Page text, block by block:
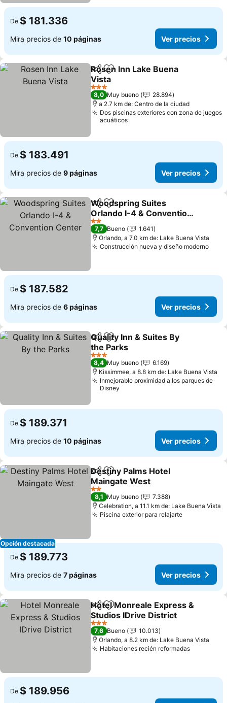
De $ 181.336
Mira precios de 10 páginas Ver precios
CompartirAgregar a favoritos
Rosen Inn Lake Buena
Vista
Ver precios
3 Estrellas
8,0 Muy bueno
28.894
a 2.7 km de: Centro de la ciudad
Dos piscinas exteriores con zona de juegos
acuáticos
De $ 183.491
Mira precios de 9 páginas Ver precios
CompartirAgregar a favoritos
Woodspring Suites
Orlando I-4 & Convention
Center
Ver precios
2 Estrellas
7,7 Bueno
1.641
Orlando, a 7.0 km de: Lake Buena Vista
Construcción nueva y diseño modernoVer
De $ 187.582
Mira precios de 6 páginas Ver precios
CompartirAgregar a favoritos
Quality Inn & Suites By
the Parks
Ver precios
3 Estrellas
8,4 Muy bueno
6.169
Kissimmee, a 8.8 km de: Lake Buena Vista
Inmejorable proximidad a los parques de
Disney
De $ 189.371
Mira precios de 10 páginas Ver precios
Opción destacada
CompartirAgregar a favoritos
Destiny Palms Hotel
Maingate West
Ver precios
2 Estrellas
8,1 Muy bueno
7.388
Celebration, a 11.1 km de: Lake Buena Vista
Piscina exterior para relajarteVer precios
De $ 189.773
Mira precios de 7 páginas Ver precios
CompartirAgregar a favoritos
Hotel Monreale Express &
Studios IDrive District
Ver precios
3 Estrellas
7,6 Bueno
10.013
Orlando, a 8.2 km de: Lake Buena Vista
Habitaciones recién reformadasVer
De $ 189.956